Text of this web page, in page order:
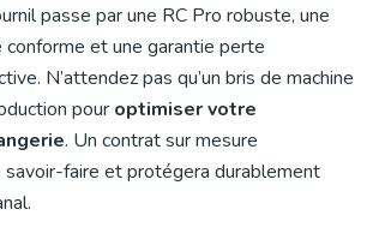
passe par une RC Pro robuste, une
et une garantie perte
N’attendez pas qu’un bris de machine
pour optimiser votre
. Un contrat sur mesure
faire et protégera durablement